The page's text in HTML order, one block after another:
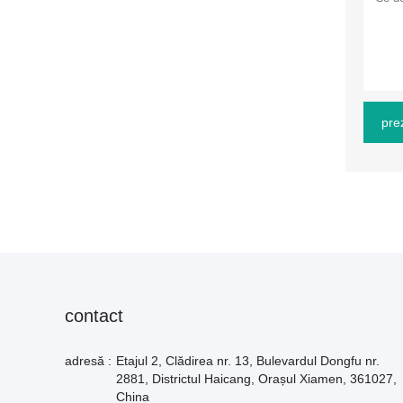
contact
adresă : Etajul 2, Clădirea nr. 13, Bulevardul Dongfu nr.
2881, Districtul Haicang, Orașul Xiamen, 361027,
China